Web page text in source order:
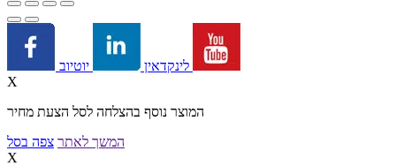
לינקדאין
X
המוצר נוסף בהצלחה לסל הצעת מחיר
המשך לאתר צפה בסל
X